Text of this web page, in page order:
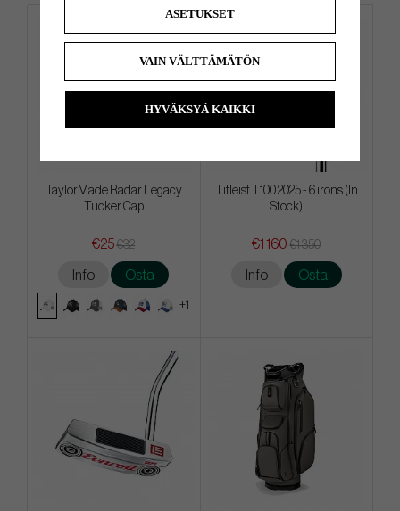
TaylorMade Radar Legacy
Tucker Cap
€25€32
Info Osta
+1
Titleist T100 2025 - 6 irons (In
Stock)
€1 160 €1 350
Info Osta
ASETUKSET
VAIN VÄLTTÄMÄTÖN
HYVÄKSYÄ KAIKKI